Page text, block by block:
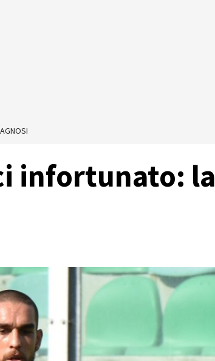
infortunato: la